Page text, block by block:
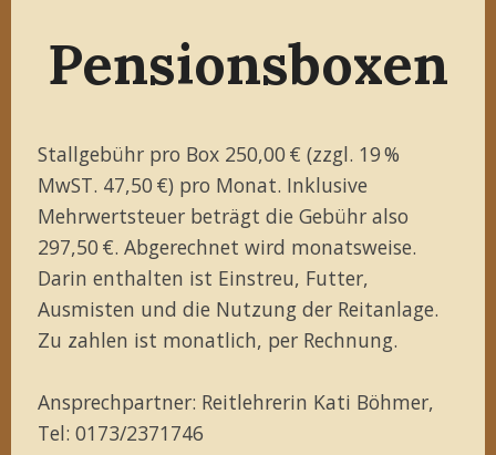
Pensionsboxen
Stallgebühr pro Box 250,00 € (zzgl. 19 %
MwST. 47,50 €) pro Monat. Inklusive
Mehrwertsteuer beträgt die Gebühr also
297,50 €. Abgerechnet wird monatsweise.
Darin enthalten ist Einstreu, Futter,
Ausmisten und die Nutzung der Reitanlage.
Zu zahlen ist monatlich, per Rechnung.
Ansprechpartner: Reitlehrerin Kati Böhmer,
Tel: 0173/2371746